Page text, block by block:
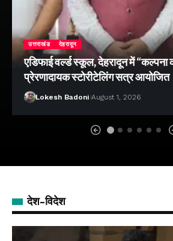
उत्तराखंड देहरादून
एडिफाई वर्ल्ड स्कूल, देहरादून में “कल्पना
प्रेरणादायक स्टोरीटेलिंग सत्र आयोजित
Lokesh Badoni August 1, 2026
देश-विदेश